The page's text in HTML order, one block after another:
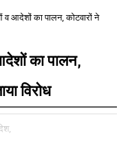
व आदेशों का पालन, कोटवारों ने
का पालन,
विरोध